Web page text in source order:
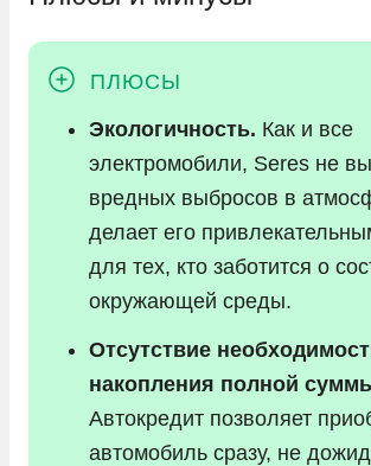
Экологичность. Как и все
электромобили, Seres не
вредных выбросов в
делает его
для тех, кто заботится о
окружающей среды.
Отсутствие
накопления полной
Автокредит позволяет
автомобиль сразу, не